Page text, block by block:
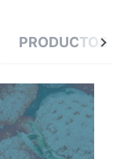
PRODUCTOS